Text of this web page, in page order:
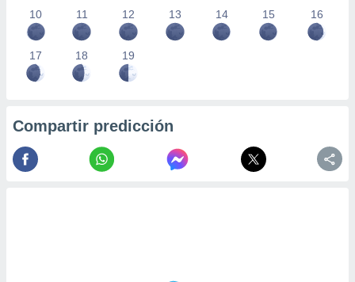
10 11 12 13 14 15 16
17 18 19
Compartir predicción